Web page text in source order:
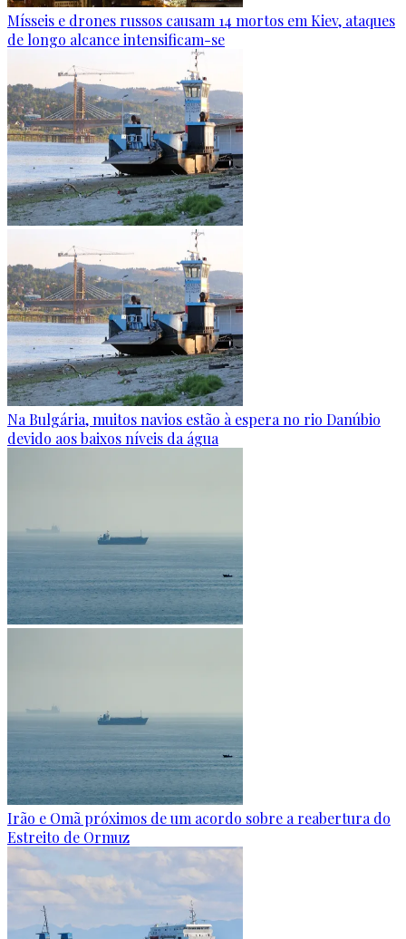
Mísseis e drones russos causam 14 mortos em Kiev, ataques
de longo alcance intensificam-se
Na Bulgária, muitos navios estão à espera no rio Danúbio
devido aos baixos níveis da água
Irão e Omã próximos de um acordo sobre a reabertura do
Estreito de Ormuz